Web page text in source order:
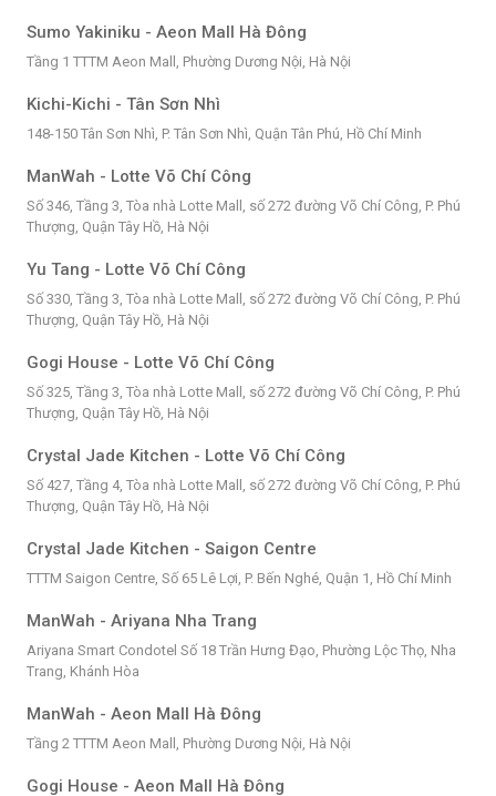
Sumo Yakiniku - Aeon Mall Hà Đông
Tầng 1 TTTM Aeon Mall, Phường Dương Nội, Hà Nội
Kichi-Kichi - Tân Sơn Nhì
148-150 Tân Sơn Nhì, P. Tân Sơn Nhì, Quận Tân Phú, Hồ Chí Minh
ManWah - Lotte Võ Chí Công
Số 346, Tầng 3, Tòa nhà Lotte Mall, số 272 đường Võ Chí Công, P. Phú
Thượng, Quận Tây Hồ, Hà Nội
Yu Tang - Lotte Võ Chí Công
Số 330, Tầng 3, Tòa nhà Lotte Mall, số 272 đường Võ Chí Công, P. Phú
Thượng, Quận Tây Hồ, Hà Nội
Gogi House - Lotte Võ Chí Công
Số 325, Tầng 3, Tòa nhà Lotte Mall, số 272 đường Võ Chí Công, P. Phú
Thượng, Quận Tây Hồ, Hà Nội
Crystal Jade Kitchen - Lotte Võ Chí Công
Số 427, Tầng 4, Tòa nhà Lotte Mall, số 272 đường Võ Chí Công, P. Phú
Thượng, Quận Tây Hồ, Hà Nội
Crystal Jade Kitchen - Saigon Centre
TTTM Saigon Centre, Số 65 Lê Lợi, P. Bến Nghé, Quận 1, Hồ Chí Minh
ManWah - Ariyana Nha Trang
Ariyana Smart Condotel Số 18 Trần Hưng Đạo, Phường Lộc Thọ, Nha
Trang, Khánh Hòa
ManWah - Aeon Mall Hà Đông
Tầng 2 TTTM Aeon Mall, Phường Dương Nội, Hà Nội
Gogi House - Aeon Mall Hà Đông